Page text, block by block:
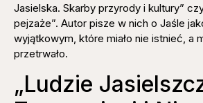
Jasielska. Skarby przyrody i kultury”
pejzaże”. Autor pisze w nich o Jaśle
wyjątkowym, które miało nie istnieć, a
przetrwało.
„Ludzie